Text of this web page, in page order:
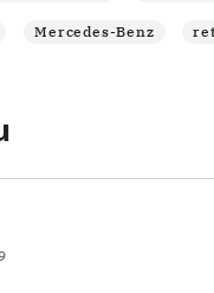
Mercedes-Benz